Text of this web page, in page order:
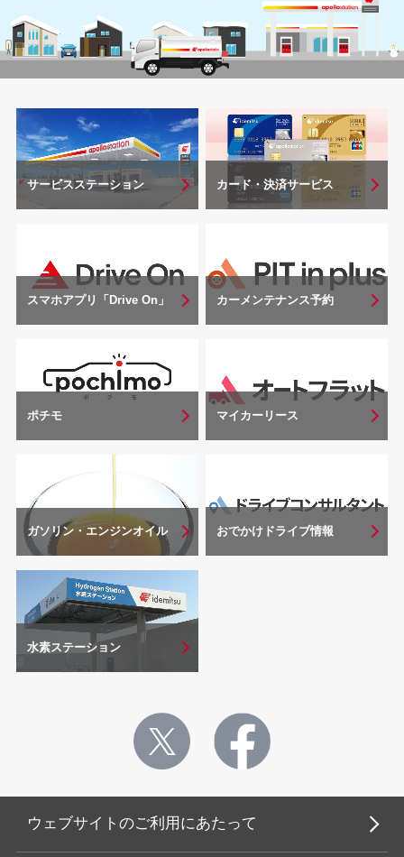
サービスステーション カード・決済サービス
スマホアプリ「Drive On」 カーメンテナンス予約
ポチモ マイカーリース
ガソリン・エンジンオイル おでかけドライブ情報
水素ステーション
ウェブサイトのご利用にあたって